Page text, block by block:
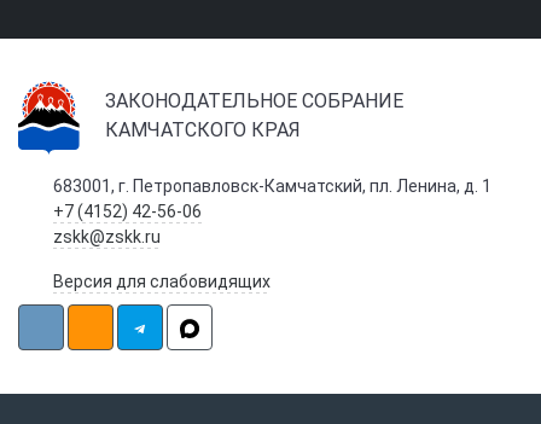
ЗАКОНОДАТЕЛЬНОЕ СОБРАНИЕ
КАМЧАТСКОГО КРАЯ
683001, г. Петропавловск-Камчатский, пл. Ленина, д. 1
+7 (4152) 42-56-06
zskk@zskk.ru
Версия для слабовидящих